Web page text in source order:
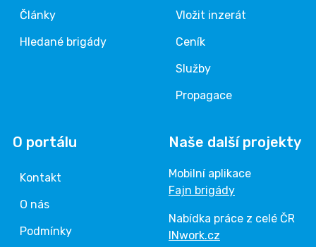
Články
Hledané brigády
Vložit inzerát
Ceník
Služby
Propagace
O portálu
Kontakt
O nás
Podmínky
Naše další projekty
Mobilní aplikace
Fajn brigády
Nabídka práce z celé ČR
INwork.cz